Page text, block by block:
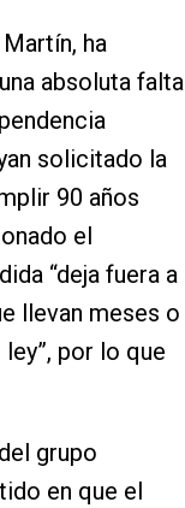
ha
absoluta falta
solicitado la
90 años
el
“deja fuera a
llevan meses o
por lo que
grupo
en que el